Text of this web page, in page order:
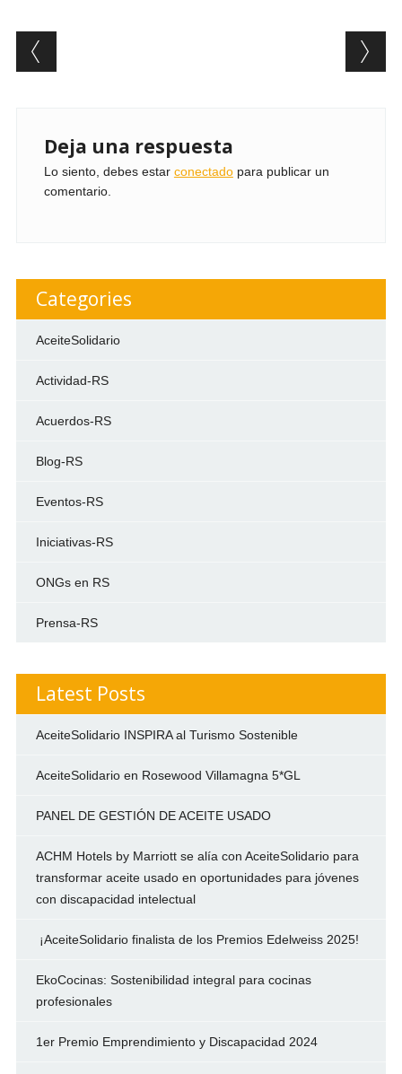
Post navigation
Deja una respuesta
Lo siento, debes estar conectadopara publicar un
comentario.
Categories
AceiteSolidario
Actividad-RS
Acuerdos-RS
Blog-RS
Eventos-RS
Iniciativas-RS
ONGs en RS
Prensa-RS
Latest Posts
AceiteSolidario INSPIRA al Turismo Sostenible
AceiteSolidario en Rosewood Villamagna 5*GL
PANEL DE GESTIÓN DE ACEITE USADO
ACHM Hotels by Marriott se alía con AceiteSolidario para
transformar aceite usado en oportunidades para jóvenes
con discapacidad intelectual
¡AceiteSolidario finalista de los Premios Edelweiss 2025!
EkoCocinas: Sostenibilidad integral para cocinas
profesionales
1er Premio Emprendimiento y Discapacidad 2024